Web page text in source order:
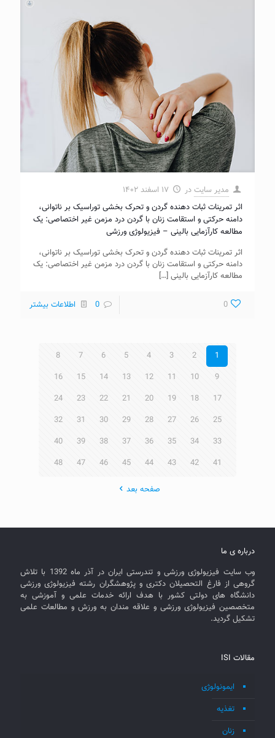
مدیر سایت در
۱۷ اسفند ۱۴۰۲
اثر تمرینات ثبات دهنده گردن و تحرک بخشی توراسیک بر ناتوانی،
دامنه حرکتی و استقامت زنان با گردن درد مزمن غیر اختصاصی: یک
مطالعه کارآزمایی بالینی – فیزیولوژی ورزشی
اثر تمرینات ثبات دهنده گردن و تحرک بخشی توراسیک بر ناتوانی،
دامنه حرکتی و استقامت زنان با گردن درد مزمن غیر اختصاصی: یک
مطالعه کارآزمایی بالینی […]
0
0 اطلاعات بیشتر
1
2
3
4
5
6
7
8
9
10
11
12
13
14
15
16
17
18
19
20
21
22
23
24
25
26
27
28
29
30
31
32
33
34
35
36
37
38
39
40
41
42
43
44
45
46
47
48
صفحه بعد
درباره ی ما
وب سایت فیزیولوژی ورزشی و تندرستی ایران در آذر ماه 1392 با تلاش
گروهی از فارغ التحصیلان دکتری و پژوهشگران رشته فیزیولوژی ورزشی
دانشگاه های دولتی کشور با هدف ارائه خدمات علمی و آموزشی به
متخصصین فیزیولوژی ورزشی و علاقه مندان به ورزش و مطالعات علمی
تشکیل گردید.
مقالات ISI
ایمونولوژی
تغذیه
زنان